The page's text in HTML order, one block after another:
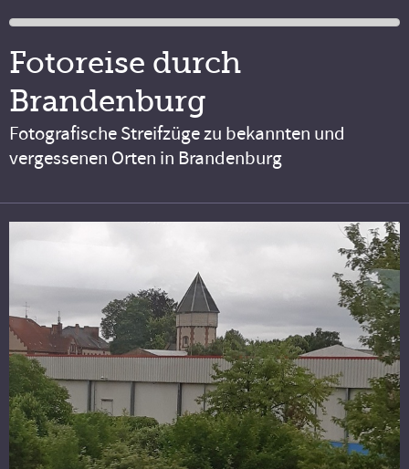
Fotoreise durch
Brandenburg
Fotografische Streifzüge zu bekannten und
vergessenen Orten in Brandenburg